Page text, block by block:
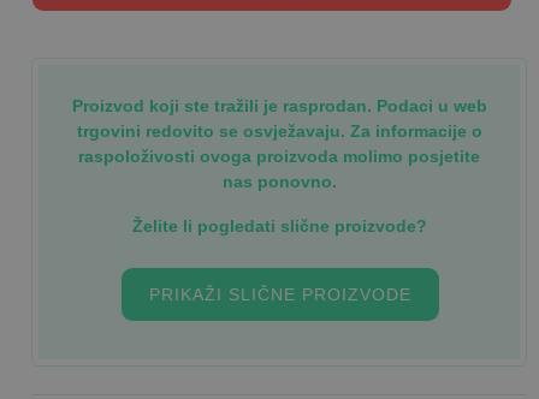
Proizvod koji ste tražili je rasprodan. Podaci u web
trgovini redovito se osvježavaju. Za informacije o
raspoloživosti ovoga proizvoda molimo posjetite
nas ponovno.
Želite li pogledati slične proizvode?
PRIKAŽI SLIČNE PROIZVODE